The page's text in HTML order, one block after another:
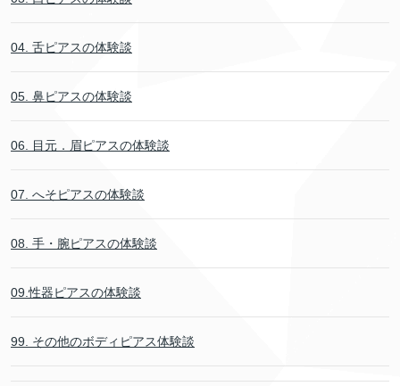
04. 舌ピアスの体験談
05. 鼻ピアスの体験談
06. 目元．眉ピアスの体験談
07. へそピアスの体験談
08. 手・腕ピアスの体験談
09.性器ピアスの体験談
99. その他のボディピアス体験談